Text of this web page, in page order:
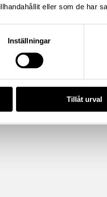
eller som de har
Inställningar
Tillåt urval